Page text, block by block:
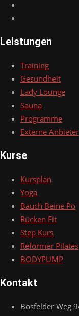
Leistungen
Training
Gesundheit
Lady Lounge
Sauna
Programme
Externe Anbieter
Kurse
Kursplan
Yoga
Bauch Beine Po
Rücken Fit
Step Kurs
Reformer Pilates
BODYPUMP
Kontakt
Bosfelder Weg